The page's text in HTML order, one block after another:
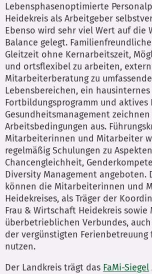
Lebensphasenoptimierte
Heidekreis als Arbeitgeber
Ebenso wird sehr viel Wert auf die
Balance gelegt.
Gleitzeit ohne Kernarbeitszeit,
und ortsflexibel zu arbeiten,
Mitarbeiterberatung zu
Lebensbereichen, ein hausinternes
Fortbildungsprogramm und
Gesundheitsmanagement
Arbeitsbedingungen aus.
Mitarbeiterinnen und Mitarbeiter
regelmäßig Schulungen zu
Chancengleichheit,
Diversity Management angeboten.
können die Mitarbeiterinnen und
Heidekreises, als Träger der
Frau & Wirtschaft Heidekreis sowie
überbetrieblichen Verbundes,
der vergünstigten
nutzen.
Der Landkreis trägt das FaMi-Siegel